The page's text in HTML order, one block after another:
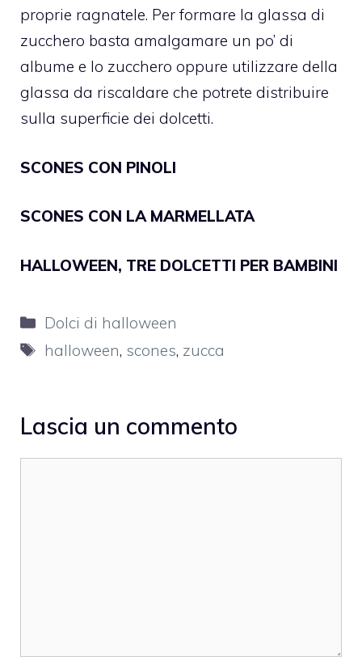
proprie ragnatele. Per formare la glassa di
zucchero basta amalgamare un po’ di
albume e lo zucchero oppure utilizzare della
glassa da riscaldare che potrete distribuire
sulla superficie dei dolcetti.
SCONES CON PINOLI
SCONES CON LA MARMELLATA
HALLOWEEN, TRE DOLCETTI PER BAMBINI
Categorie
Dolci di halloween
Tag
halloween, scones, zucca
Lascia un commento